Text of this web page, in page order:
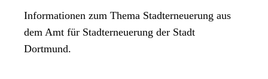
Informationen zum Thema Stadterneuerung aus
dem Amt für Stadterneuerung der Stadt
Dortmund.